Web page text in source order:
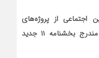
اجتماعی از پروژه‌های
بخشنامه ۱۱جدید